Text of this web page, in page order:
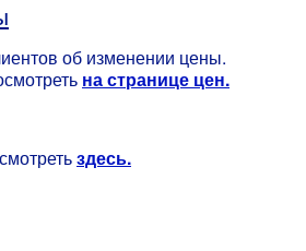
об изменении цены.
на странице цен.
здесь.